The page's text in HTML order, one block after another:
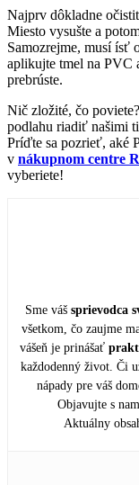
Najprv dôkladne
Miesto vysušte a
Samozrejme, musí ísť
aplikujte tmel na PVC
prebrúste.
Nič zložité, čo
podlahu riadiť našimi
Príďte sa pozrieť, aké
v nákupnom centre
vyberiete!
Sme váš sprievodca
všetkom, čo zaujme
vášeň je prinášať
každodenný život. Či
nápady pre váš
Objavujte s
Aktuálny